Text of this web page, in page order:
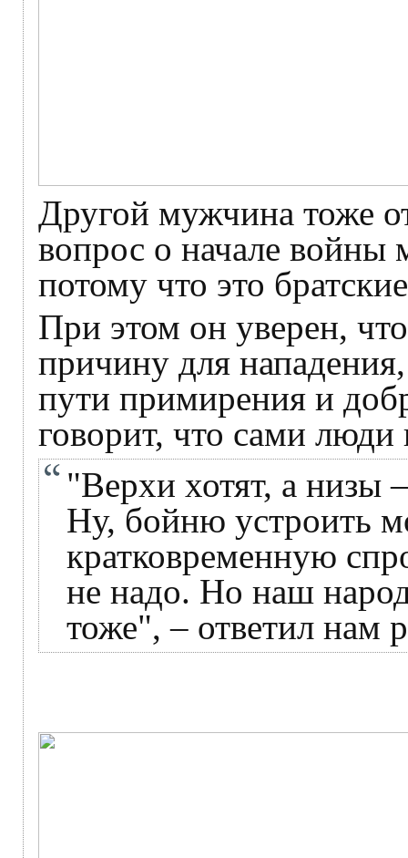
Другой мужчина тоже
вопрос о начале
потому что это
При этом он уверен,
причину для
пути примирения и
говорит, что сами люди
"Верхи хотят, а низы
Ну, бойню устроить
кратковременную
не надо. Но наш
тоже", – ответил нам